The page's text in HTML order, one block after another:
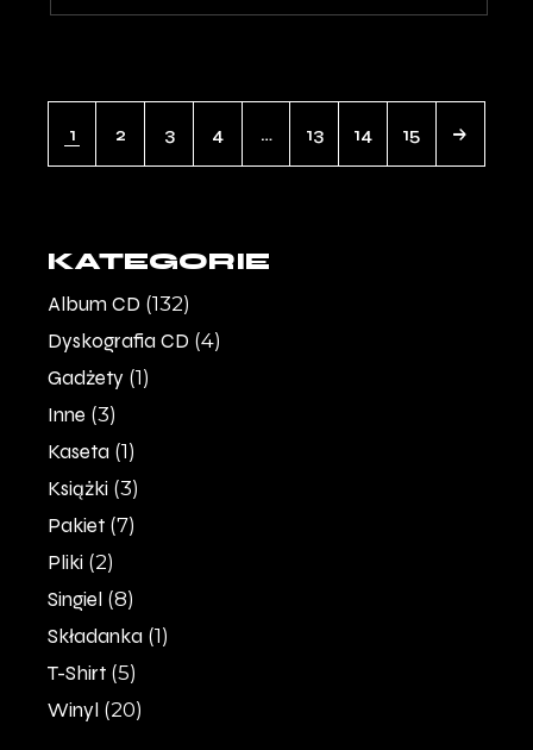
1 2 3 4 … 13 14 15
KATEGORIE
Album CD (132)
Dyskografia CD (4)
Gadżety (1)
Inne (3)
Kaseta (1)
Książki (3)
Pakiet (7)
Pliki (2)
Singiel (8)
Składanka (1)
T-Shirt (5)
Winyl (20)